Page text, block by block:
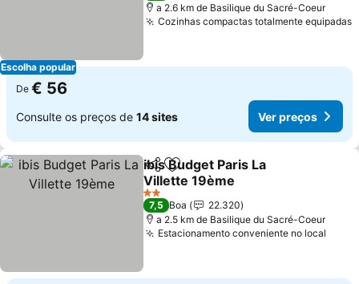
Escolha popular
a 2.6 km de Basilique du Sacré-Coeur
Cozinhas compactas totalmente equipadas
De € 56
Consulte os preços de 14 sites Ver preços
PartilharAdicionar aos favoritos
ibis Budget Paris La
Villette 19ème
Ver preços
2 Estrelas
7,5 Boa
22.320
a 2.5 km de Basilique du Sacré-Coeur
Estacionamento conveniente no local